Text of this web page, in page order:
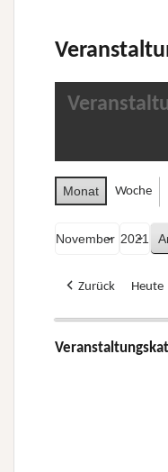
Monat Woche
Zurück Heute